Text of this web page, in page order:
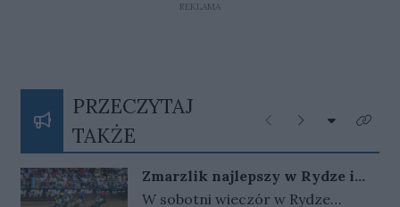
REKLAMA
PRZECZYTAJ
TAKŻE
Poprzednie
Następne
Rozwiń
Kliknij
Zmarzlik najlepszy w Rydze i
ponownie ze złotym plastronem!
W sobotni wieczór w Rydze